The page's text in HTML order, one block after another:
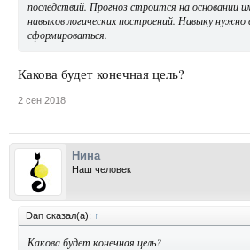
последствий. Прогноз строится на основании
навыков логических построений. Навыку
сформироваться.
Какова будет конечная цель?
2 сен 2018
Нина
Наш человек
Dan сказал(а): ↑
Какова будет конечная цель?